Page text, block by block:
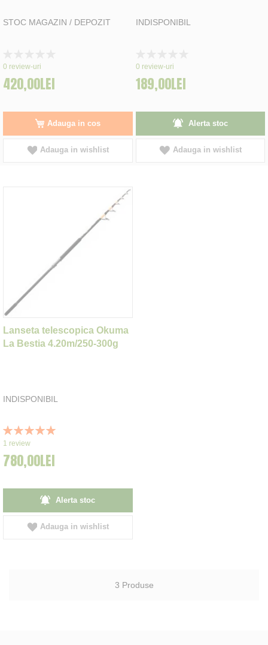
STOC MAGAZIN / DEPOZIT
0%
0 review-uri
420,00LEI
Adauga in cos
Adauga in wishlist
INDISPONIBIL
0%
0 review-uri
189,00LEI
Alerta stoc
Adauga in wishlist
Lanseta telescopica Okuma
La Bestia 4.20m/250-300g
INDISPONIBIL
Rating:
100%
1 review
780,00LEI
Alerta stoc
Adauga in wishlist
3 Produse